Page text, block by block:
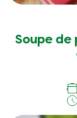
Soupe de